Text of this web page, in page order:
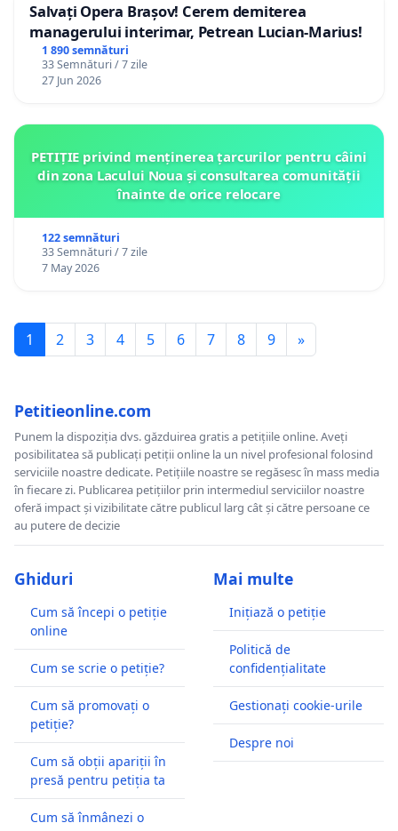
Salvați Opera Brașov! Cerem demiterea
managerului interimar, Petrean Lucian-Marius!
1 890 semnături
33 Semnături / 7 zile
27 Jun 2026
PETIȚIE privind menținerea țarcurilor pentru câini
din zona Lacului Noua și consultarea comunității
înainte de orice relocare
122 semnături
33 Semnături / 7 zile
7 May 2026
1 2 3 4 5 6 7 8 9 »
Petitieonline.com
Punem la dispoziția dvs. găzduirea gratis a petițiile online. Aveți
posibilitatea să publicați petiții online la un nivel profesional folosind
serviciile noastre dedicate. Petițiile noastre se regăsesc în mass media
în fiecare zi. Publicarea petițiilor prin intermediul serviciilor noastre
oferă impact și vizibilitate către publicul larg cât și către persoane ce
au putere de decizie
Ghiduri
Cum să începi o petiție
online
Cum se scrie o petiție?
Cum să promovați o
petiție?
Cum să obții apariții în
presă pentru petiția ta
Cum să înmânezi o
Mai multe
Inițiază o petiție
Politică de
confidențialitate
Gestionați cookie-urile
Despre noi